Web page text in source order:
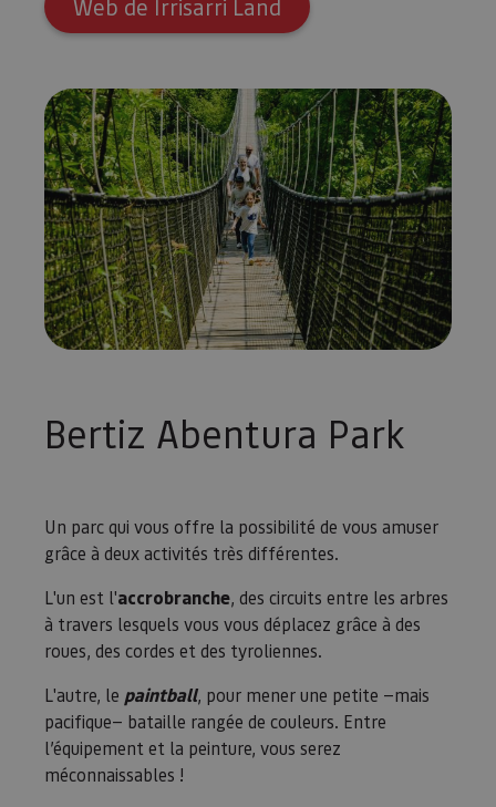
Web de Irrisarri Land
Bertiz Abentura Park
Un parc qui vous offre la possibilité de vous amuser
grâce à deux activités très différentes.
L'un est l'accrobranche, des circuits entre les arbres
à travers lesquels vous vous déplacez grâce à des
roues, des cordes et des tyroliennes.
L'autre, le paintball, pour mener une petite —mais
pacifique— bataille rangée de couleurs. Entre
l’équipement et la peinture, vous serez
méconnaissables !